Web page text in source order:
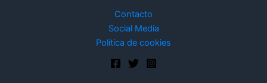
Contacto
Social Media
Política de cookies